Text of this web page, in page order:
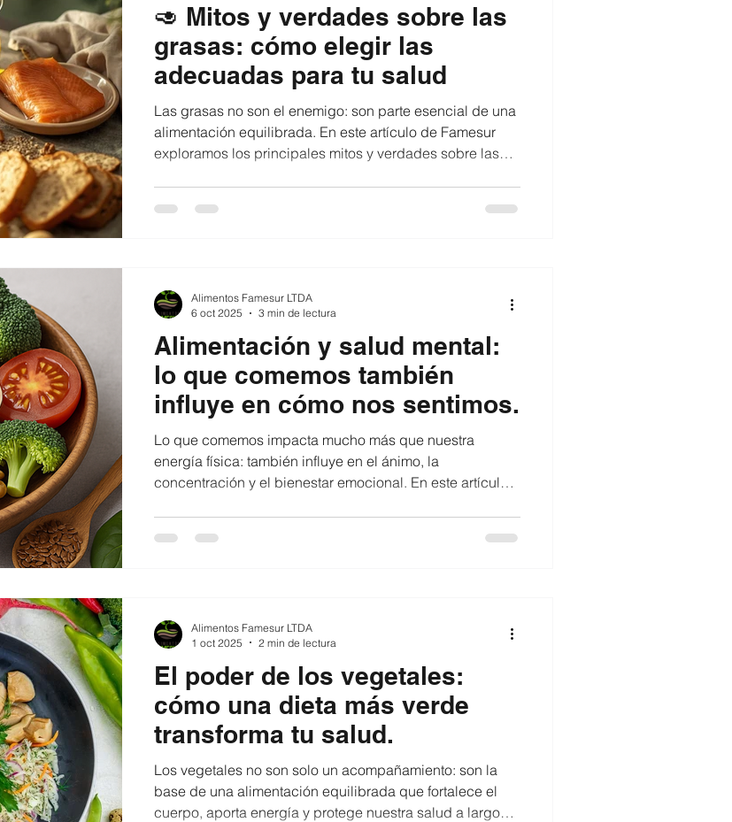
🥑 Mitos y verdades sobre las
grasas: cómo elegir las
adecuadas para tu salud
Las grasas no son el enemigo: son parte esencial de una
alimentación equilibrada. En este artículo de Famesur
exploramos los principales mitos y verdades sobre las
conviene evitar. Descubre qué alimentos incluir como el
Alimentación y salud mental:
lo que comemos también
influye en cómo nos sentimos.
Lo que comemos impacta mucho más que nuestra
energía física: también influye en el ánimo, la
concentración y el bienestar emocional. En este artículo
mantener la calma y cómo incorporar hábitos conscientes
Alimentos Famesur LTDA
6 oct 2025
3 min de lectura
El poder de los vegetales:
cómo una dieta más verde
transforma tu salud.
Los vegetales no son solo un acompañamiento: son la
base de una alimentación equilibrada que fortalece el
cuerpo, aporta energía y protege nuestra salud a largo
Alimentos Famesur LTDA
1 oct 2025
2 min de lectura